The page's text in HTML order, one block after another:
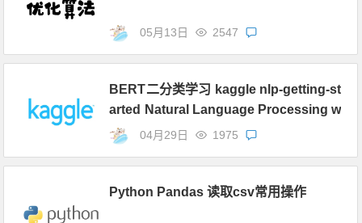
05月13日 2547
BERT二分类学习 kaggle nlp-getting-st
arted Natural Language Processing w
ith Disaster Tweets
04月29日 1975
Python Pandas 读取csv常用操作